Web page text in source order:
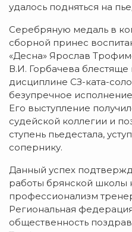
удалось подняться на
Серебряную медаль в
сборной принес
«Десна» Ярослав
В.И. Горбачева блестяще
дисциплине СЗ-ката-
безупречное
Его выступление
судейской коллегии и
ступень пьедестала,
сопернику.
Данный успех
работы брянской школы
профессионализм
Региональная
общественность